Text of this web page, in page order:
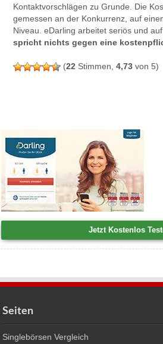
Kontaktvorschlägen zu Grunde. Die
gemessen an der Konkurrenz, auf
Niveau. eDarling arbeitet seriös und
spricht nichts gegen eine
(22 Stimmen,4,73 von 5)
Seiten
Singlebörsen Vergleich